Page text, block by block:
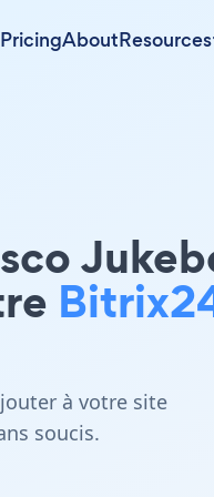
AboutResources
à votre site
soucis.